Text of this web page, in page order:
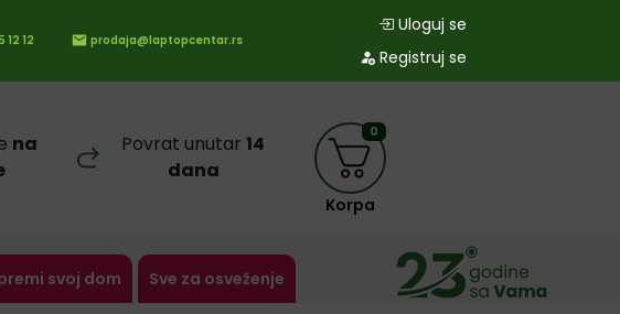
12 12 prodaja@laptopcentar.rs
Uloguj se
Registruj se
na
Povrat unutar14
dana
0
Korpa
svoj dom Sve za osveženje